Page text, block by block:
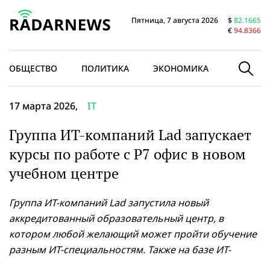
Пятница, 7 августа 2026 $82.1665
€94.8366
ОБЩЕСТВО ПОЛИТИКА ЭКОНОМИКА В МИРЕ
17 марта 2026, IT
Группа ИТ-компаний Lad запускает
курсы по работе с Р7 офис в новом
учебном центре
Группа ИТ-компаний Lad запустила новый
аккредитованный образовательный центр, в
котором любой желающий может пройти обучение
разным ИТ-специальностям. Также на базе ИТ-